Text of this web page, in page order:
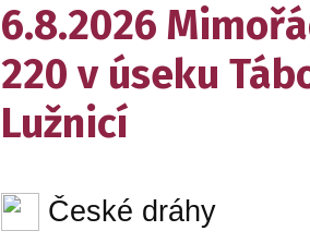
6.8.2026
220 v úseku
Lužnicí
České dráhy